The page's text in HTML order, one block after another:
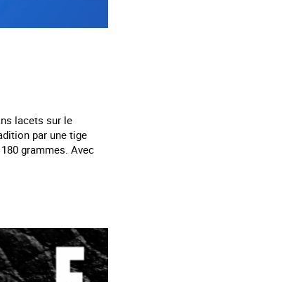
lacets sur le
par une tige
grammes. Avec